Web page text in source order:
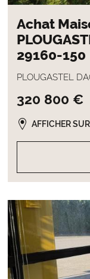
Achat
29160-150
PLOUGASTEL
320 800 €
AFFICHER